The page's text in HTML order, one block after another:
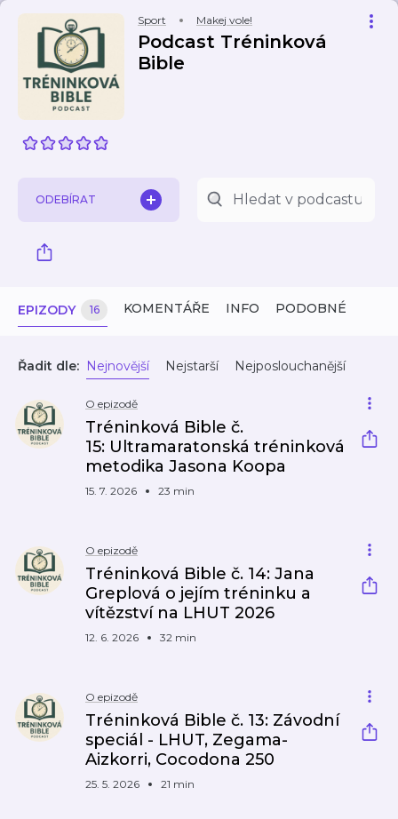
Sport Makej vole!
Podcast Tréninková
Bible
ODEBÍRAT
EPIZODY 16 KOMENTÁŘE INFO PODOBNÉ
Řadit dle: Nejnovější Nejstarší Nejposlouchanější
O epizodě
Tréninková Bible č.
15: Ultramaratonská tréninková
metodika Jasona Koopa
15. 7. 2026 23 min
O epizodě
Tréninková Bible č. 14: Jana
Greplová o jejím tréninku a
vítězství na LHUT 2026
12. 6. 2026 32 min
O epizodě
Tréninková Bible č. 13: Závodní
speciál - LHUT, Zegama-
Aizkorri, Cocodona 250
25. 5. 2026 21 min